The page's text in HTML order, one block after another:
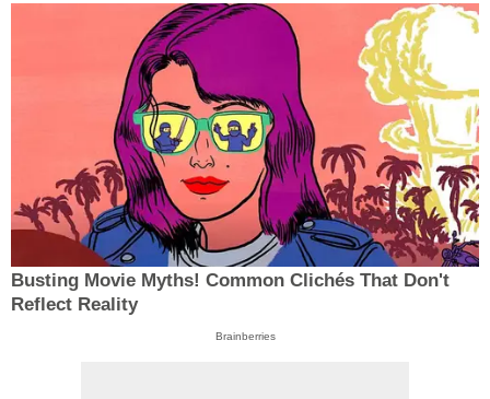
Busting Movie Myths! Common Clichés That Don't
Reflect Reality
Brainberries